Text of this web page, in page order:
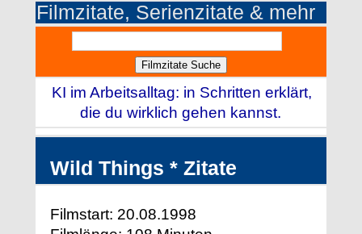
Filmzitate, Serienzitate & mehr
KI im Arbeitsalltag: in Schritten erklärt,
die du wirklich gehen kannst.
Wild Things * Zitate
Filmstart: 20.08.1998